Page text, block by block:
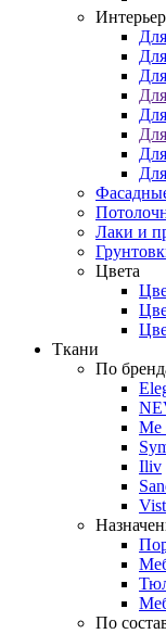
Лаки и
Цвета
Ткани
По
Me
Iliv
По